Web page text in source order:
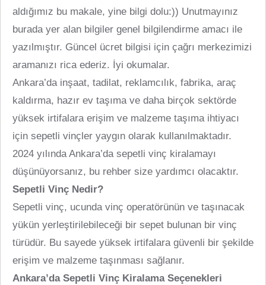
aldığımız bu makale, yine bilgi dolu:)) Unutmayınız
burada yer alan bilgiler genel bilgilendirme amacı ile
yazılmıştır. Güncel ücret bilgisi için çağrı merkezimizi
aramanızı rica ederiz. İyi okumalar.
Ankara’da inşaat, tadilat, reklamcılık, fabrika, araç
kaldırma, hazır ev taşıma ve daha birçok sektörde
yüksek irtifalara erişim ve malzeme taşıma ihtiyacı
için sepetli vinçler yaygın olarak kullanılmaktadır.
2024 yılında Ankara’da sepetli vinç kiralamayı
düşünüyorsanız, bu rehber size yardımcı olacaktır.
Sepetli Vinç Nedir?
Sepetli vinç, ucunda vinç operatörünün ve taşınacak
yükün yerleştirilebileceği bir sepet bulunan bir vinç
türüdür. Bu sayede yüksek irtifalara güvenli bir şekilde
erişim ve malzeme taşınması sağlanır.
Ankara’da Sepetli Vinç Kiralama Seçenekleri